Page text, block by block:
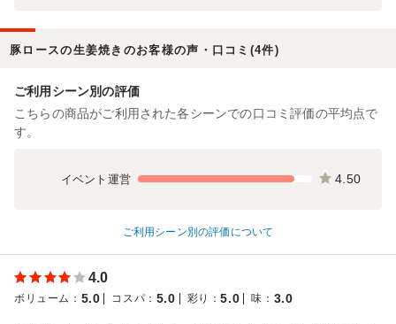
豚ロースの生姜焼きのお客様の声・口コミ(4件)
ご利用シーン別の評価
こちらの商品がご利用された各シーンでの口コミ評価の平均点で
す。
イベント運営 4.50
ご利用シーン別の評価について
4.0
ボリューム ： 5.0 コスパ ： 5.0 彩り ：5.0 味 ： 3.0